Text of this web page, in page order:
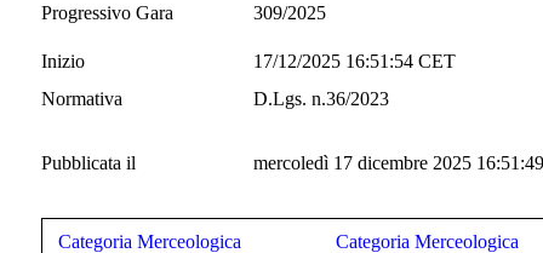
Progressivo Gara
309/2025
Inizio
17/12/2025 16:51:54 CET
Normativa
D.Lgs. n.36/2023
Pubblicata il mercoledì 17 dicembre 2025 16:51:49
Categoria Merceologica Categoria Merceologica